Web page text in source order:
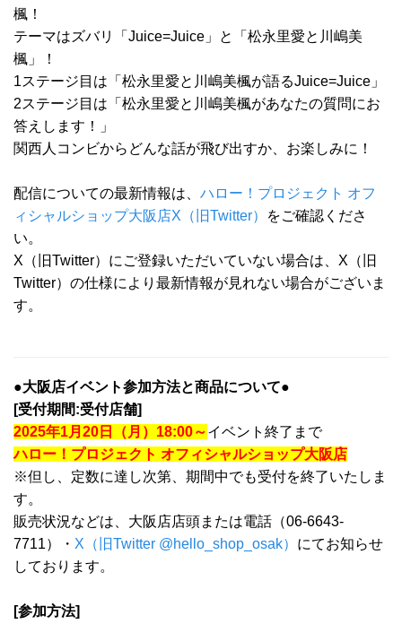
楓！
テーマはズバリ「Juice=Juice」と「松永里愛と川嶋美
楓」！
1ステージ目は「松永里愛と川嶋美楓が語るJuice=Juice」
2ステージ目は「松永里愛と川嶋美楓があなたの質問にお
答えします！」
関西人コンビからどんな話が飛び出すか、お楽しみに！
配信についての最新情報は、 ハロー！プロジェクト オフ
ィシャルショップ大阪店X（旧Twitter）
をご確認くださ
い。
X（旧Twitter）にご登録いただいていない場合は、X（旧
Twitter）の仕様により最新情報が見れない場合がございま
す。
●大阪店イベント参加方法と商品について●
[受付期間:受付店舗]
2025年1月20日（月）18:00～イベント終了まで
ハロー！プロジェクト オフィシャルショップ大阪店
※但し、定数に達し次第、期間中でも受付を終了いたしま
す。
販売状況などは、大阪店店頭または電話（06-6643-
7711）・ X（旧Twitter @hello_shop_osak） にてお知らせ
しております。
[参加方法]